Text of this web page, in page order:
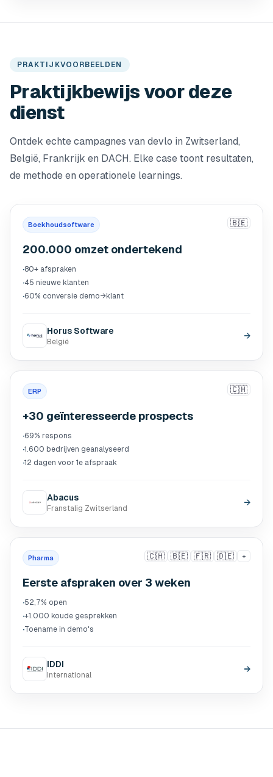
PRAKTIJKVOORBEELDEN
Praktijkbewijs voor deze
dienst
Ontdek echte campagnes van devlo in Zwitserland,
België, Frankrijk en DACH. Elke case toont resultaten,
de methode en operationele learnings.
Boekhoudsoftware 🇧🇪
200.000 omzet ondertekend
·80+ afspraken
·45 nieuwe klanten
·60% conversie demo→klant
Horus Software
België
→
ERP 🇨🇭
+30 geïnteresseerde prospects
·69% respons
·1.600 bedrijven geanalyseerd
·12 dagen voor 1e afspraak
Abacus
Franstalig Zwitserland
→
Pharma 🇨🇭 🇧🇪 🇫🇷 🇩🇪 +
Eerste afspraken over 3 weken
·52,7% open
·+1.000 koude gesprekken
·Toename in demo's
IDDI
International
→